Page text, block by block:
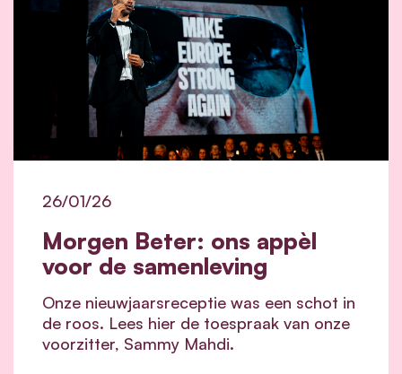
Morgen Beter: ons appèl
voor de samenleving
26/01/26
Onze nieuwjaarsreceptie was een schot in
de roos. Lees hier de toespraak van onze
voorzitter, Sammy Mahdi.